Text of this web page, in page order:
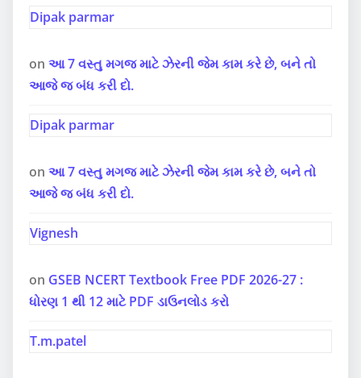
Dipak parmar
on આ 7 વસ્તુ મગજ માટે ઝેરની જેમ કામ કરે છે, બને તો
આજે જ બંધ કરી દો.
Dipak parmar
on આ 7 વસ્તુ મગજ માટે ઝેરની જેમ કામ કરે છે, બને તો
આજે જ બંધ કરી દો.
Vignesh
on GSEB NCERT Textbook Free PDF 2026-27 :
ધોરણ 1 થી 12 માટે PDF ડાઉનલોડ કરો
T.m.patel